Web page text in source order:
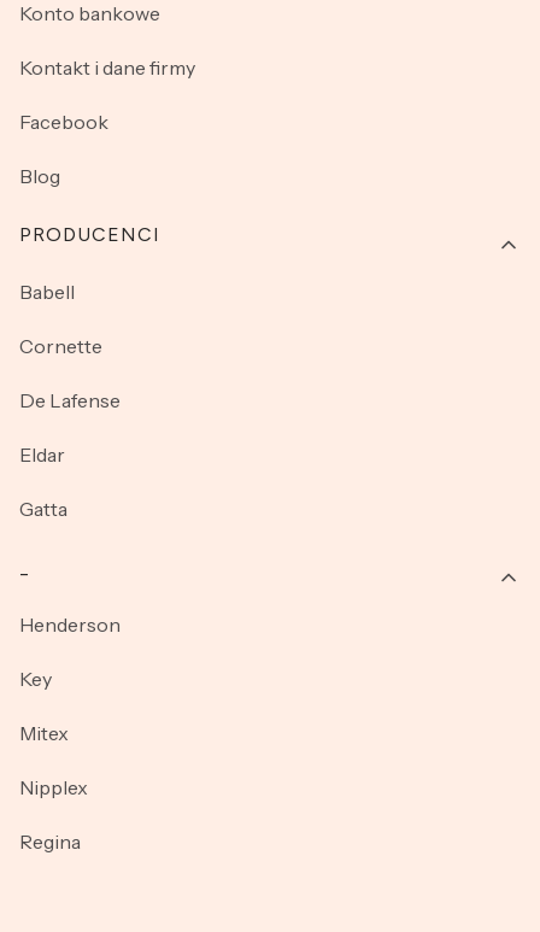
Konto bankowe
Kontakt i dane firmy
Facebook
Blog
PRODUCENCI
Babell
Cornette
De Lafense
Eldar
Gatta
Henderson
Key
Mitex
Nipplex
Regina